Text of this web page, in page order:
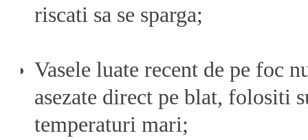
riscati sa se sparga;
Vasele luate recent de pe foc
asezate direct pe blat, folositi
temperaturi mari;